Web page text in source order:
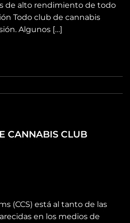
de alto rendimiento de todo
Todo club de cannabis
Algunos […]
CANNABIS CLUB
(CCS) está al tanto de las
en los medios de